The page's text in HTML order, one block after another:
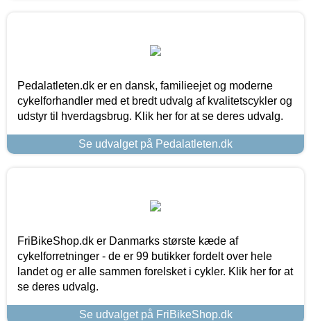
Pedalatleten.dk er en dansk, familieejet og moderne
cykelforhandler med et bredt udvalg af kvalitetscykler og
udstyr til hverdagsbrug. Klik her for at se deres udvalg.
Se udvalget på Pedalatleten.dk
FriBikeShop.dk er Danmarks største kæde af
cykelforretninger - de er 99 butikker fordelt over hele
landet og er alle sammen forelsket i cykler. Klik her for at
se deres udvalg.
Se udvalget på FriBikeShop.dk